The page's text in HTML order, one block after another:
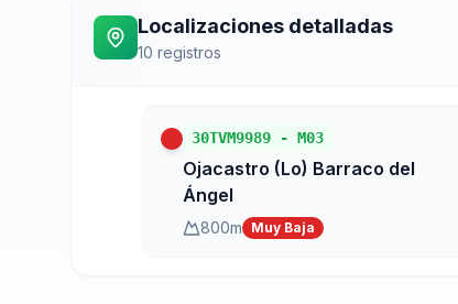
Localizaciones detalladas
10 registros
30TVM9989 - M03
Ojacastro (Lo) Barraco del
Ángel
800m Muy Baja